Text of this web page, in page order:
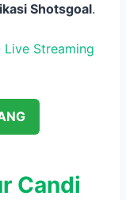
Shotsgoal.
Candi